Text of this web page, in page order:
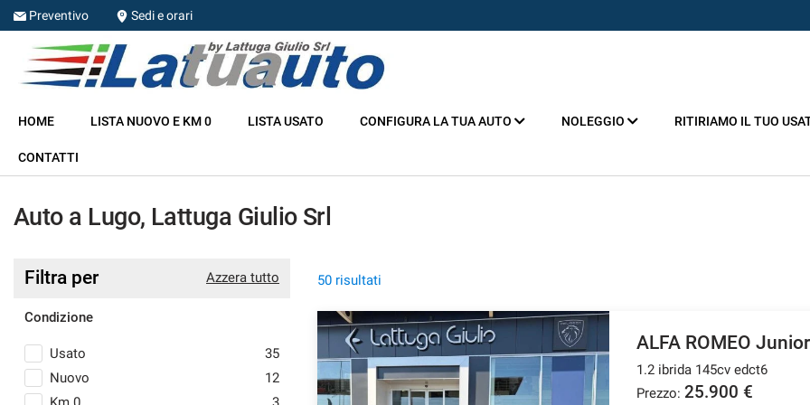
HOME
NOLEGGIO
ASSISTENZA
Preventivo Sedi e orari
HOME LISTA NUOVO E KM 0 LISTA USATO CONFIGURA LA TUA AUTO NOLEGGIO RITIRIAMO IL TUO
CONTATTI
Auto a Lugo, Lattuga Giulio Srl
Azzera tutto
Filtra per
Condizione
Usato
35
Nuovo
12
50 risultati
ALFA ROMEO Junior
1.2 ibrida 145cv edct6
Prezzo: 25.900 €